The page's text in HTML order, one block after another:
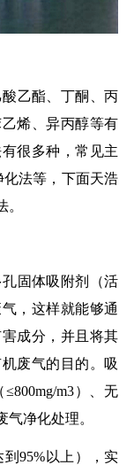
乙酯、丁酮、丙
烯、异丙醇等有
很多种，常见主
法等，下面天浩
固体吸附剂（活
，这样就能够通
成分，并且将其
废气的目的。吸
m3）、无
净化处理。
95%以上），实